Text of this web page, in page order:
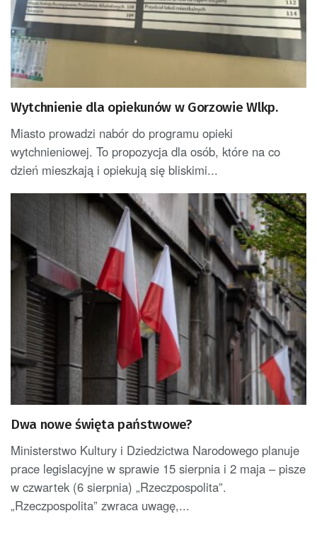
Wytchnienie dla opiekunów w Gorzowie Wlkp.
Miasto prowadzi nabór do programu opieki
wytchnieniowej. To propozycja dla osób, które na co
dzień mieszkają i opiekują się bliskimi...
Dwa nowe święta państwowe?
Ministerstwo Kultury i Dziedzictwa Narodowego planuje
prace legislacyjne w sprawie 15 sierpnia i 2 maja – pisze
w czwartek (6 sierpnia) „Rzeczpospolita”.
„Rzeczpospolita” zwraca uwagę,...